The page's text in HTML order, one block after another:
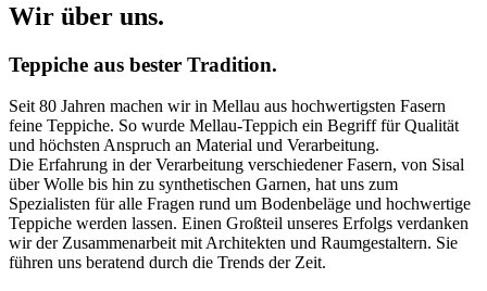
Wir über uns.
Teppiche aus bester Tradition.
Seit 80 Jahren machen wir in Mellau aus hochwertigsten Fasern
feine Teppiche. So wurde Mellau-Teppich ein Begriff für Qualität
und höchsten Anspruch an Material und Verarbeitung.
Die Erfahrung in der Verarbeitung verschiedener Fasern, von Sisal
über Wolle bis hin zu synthetischen Garnen, hat uns zum
Spezialisten für alle Fragen rund um Bodenbeläge und hochwertige
Teppiche werden lassen. Einen Großteil unseres Erfolgs verdanken
wir der Zusammenarbeit mit Architekten und Raumgestaltern. Sie
führen uns beratend durch die Trends der Zeit.